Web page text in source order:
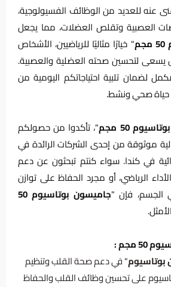
عنه للعديد من الوظائف الفسيولوجية،
العصبية وتقلص العضلات، مما يجعل
" خيارًا مثاليًا للرياضيين، الأشخاص
لتحسين صحته العضلية والعصبية.
لضمان تلبية احتياجاتكم اليومية من
حياة صحي ونشط.
50 مجم
"، تأكدوا من حصولكم
موثوقة من إحدى الشركات الرائدة في
في كندا. سواء كنتم تبحثون عن دعم
الرياضي، أو مجرد الحفاظ على توازن
الجسم، فإن "
جاميسون بوتاسيوم 50
مجم :
" في دعم صحة القلب وتنظيم
على تحسين وظائف القلب والحفاظ